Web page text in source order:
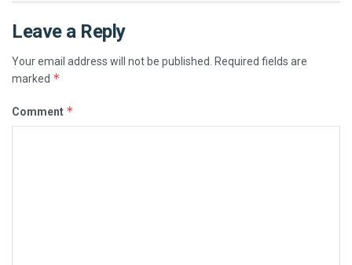
Leave a Reply
Your email address will not be published.
Required fields are
marked *
Comment *